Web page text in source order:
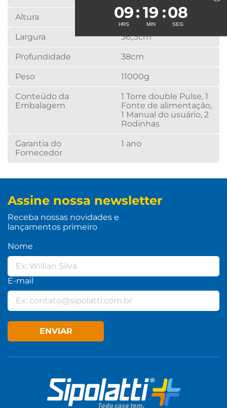
Altura 106,9cm
Largura 36,.3cm
Profundidade 38cm
Peso 11000g
Conteúdo da
Embalagem
1 Torre double Pulse, 1
Fonte de alimentação,
1 Manual do usuário, 2
Rodinhas
Garantia do
Fornecedor
1 ano
Assine nossa newsletter
Receba nossas novidades e
lançamentos primeiro
Nome
E-mail
ENVIAR
09 19 07